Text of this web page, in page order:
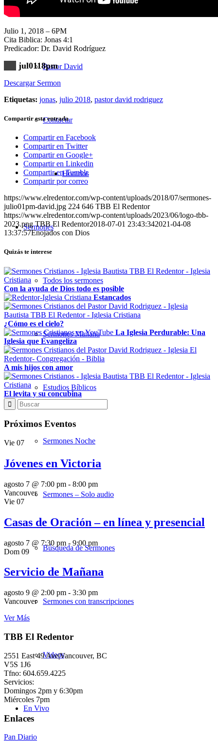
Pastor David
Contactar
Horarios
Sermones
Todos los sermones
Sermones Mañana
Estudios Bíblicos
Sermones Noche
Sermones – Solo audio
Búsqueda de Sermones
Sermones con transcripciones
Videos
En Vivo
Julio 1, 2018 – 6PM
Cita Biblica: Jonas 4:1
Predicador: Dr. David Rodríguez
jul0118pm
Descargar Sermon
Etiquetas: jonas, julio 2018, pastor david rodriguez
Compartir esta entrada
Compartir en Facebook
Compartir en Twitter
Compartir en Google+
Compartir en Linkedin
Compartir en Tumblr
Compartir por correo
https://www.elredentor.com/wp-content/uploads/2018/07/sermones-
julio01pm-david.jpg 224 646 TBB El Redentor
https://www.elredentor.com/wp-content/uploads/2023/06/logo-tbb-
2023.png TBB El Redentor2018-07-01 23:43:342021-04-08
13:37:57Enojados con Dios
Quizás te interese
Con la ayuda de Dios todo es posible
Estancados
¿Cómo es el cielo?
La Iglesia Perdurable: Una
Iglesia que Evangeliza
A mis hijos con amor
El levita y su concubina
Próximos Eventos
Vie 07
Jóvenes en Victoria
agosto 7 @ 7:00 pm - 8:00 pm
Vancouver
Vie 07
Casas de Oración – en línea y presencial
agosto 7 @ 7:30 pm - 9:00 pm
Dom 09
Servicio de Mañana
agosto 9 @ 2:00 pm - 3:30 pm
Vancouver
Ver Más
TBB El Redentor
2551 East 49 Ave|Vancouver, BC
V5S 1J6
Tfno: 604.659.4225
Servicios:
Domingos 2pm y 6:30pm
Miércoles 7pm
Enlaces
Pan Diario